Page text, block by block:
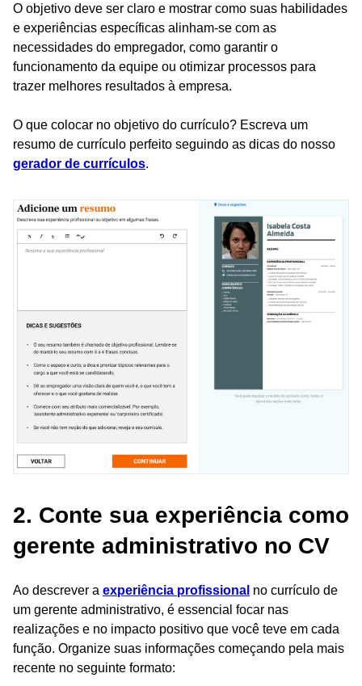
O objetivo deve ser claro e mostrar como suas habilidades
e experiências específicas alinham-se com as
necessidades do empregador, como garantir o
funcionamento da equipe ou otimizar processos para
trazer melhores resultados à empresa.
O que colocar no objetivo do currículo? Escreva um
resumo de currículo perfeito seguindo as dicas do nosso
gerador de currículos.
2. Conte sua experiência como
gerente administrativo no CV
Ao descrever a experiência profissional no currículo de
um gerente administrativo, é essencial focar nas
realizações e no impacto positivo que você teve em cada
função. Organize suas informações começando pela mais
recente no seguinte formato: